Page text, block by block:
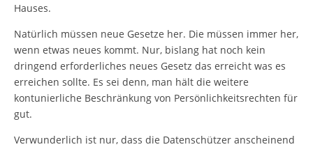
Hauses.
Natürlich müssen neue Gesetze her. Die müssen immer her,
wenn etwas neues kommt. Nur, bislang hat noch kein
dringend erforderliches neues Gesetz das erreicht was es
erreichen sollte. Es sei denn, man hält die weitere
kontunierliche Beschränkung von Persönlichkeitsrechten für
gut.
Verwunderlich ist nur, dass die Datenschützer anscheinend